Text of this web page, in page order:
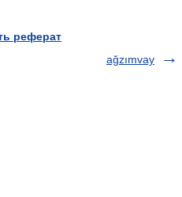
реферат
ağzımvay